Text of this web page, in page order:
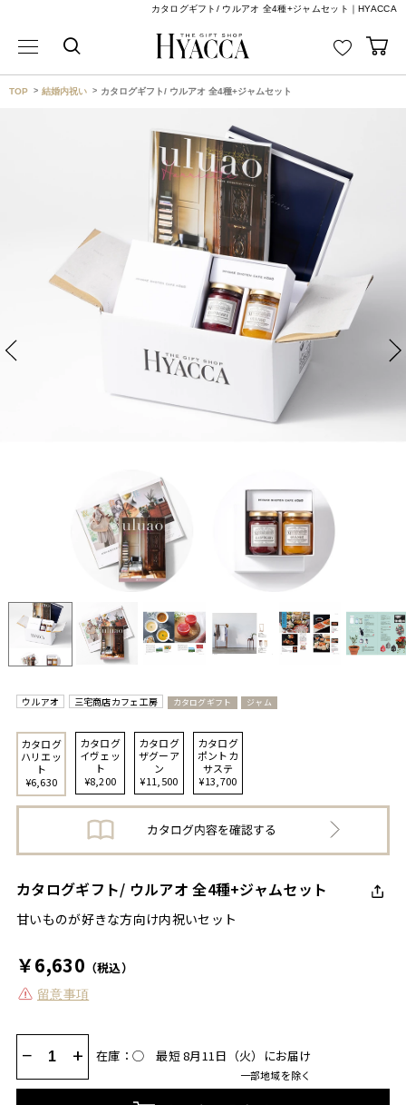
カタログギフト/ ウルアオ 全4種+ジャムセット｜HYACCA
TOP 結婚内祝い カタログギフト/ ウルアオ 全4種+ジャムセット
ウルアオ 三宅商店カフェ工房 カタログギフト ジャム
カタログ
ハリエッ
ト
¥6,630
カタログ
イヴェッ
ト
¥8,200
カタログ
ザグーア
ン
¥11,500
カタログ
ポントカ
サステ
¥13,700
カタログギフト/ ウルアオ 全4種+ジャムセット
甘いものが好きな方向け内祝いセット
￥6,630 （税込）
留意事項
− + 在庫：◯ 最短 8月11日（火）にお届け
一部地域を除く